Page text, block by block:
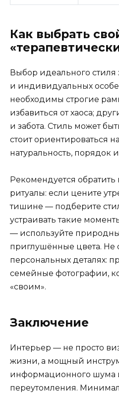
Как выбрать
Выбор идеального стиля
и индивидуальных
необходимы строгие
избавиться от хаоса;
и забота. Стиль может
стоит ориентироваться
натуральность, порядок
Рекомендуется
ритуалы: если цените
тишине — подберите
устраивать такие
— используйте
приглушённые цвета. Не
персональных деталях:
семейные фотографии,
«своим».
Заключение
Интерьер — не просто
жизни, а мощный
информационного шума
переутомления.